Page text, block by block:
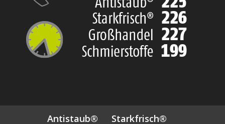
Antistaub® Starkfrisch®